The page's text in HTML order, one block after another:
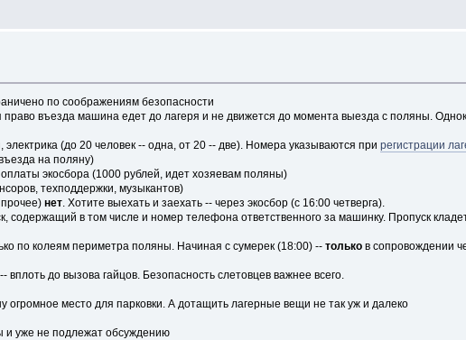
по соображениям безопасности
въезда машина едет до лагеря и не движется до момента выезда с поляны.
(до 20 человек -- одна, от 20 -- две). Номера указываются прирегистрации
на поляну)
экосбора (1000 рублей, идет хозяевам поляны)
техподдержки, музыкантов)
прочее)нет . Хотите выехать и заехать -- через экосбор (с 16:00 четверга).
в том числе и номер телефона ответственного за машинку. Пропуск
по колеям периметра поляны. Начиная с сумерек (18:00) --только в сопровождении
до вызова гайцов. Безопасность слетовцев важнее всего.
место для парковки. А дотащить лагерные вещи не так уж и далеко
и уже не подлежат обсуждению